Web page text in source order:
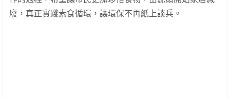
廢，真正實踐素食循環，讓環保不再紙上談兵。